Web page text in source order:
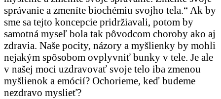
správanie a zmeníte biochémiu svojho tela.“ Ak by
sme sa tejto koncepcie pridržiavali, potom by
samotná myseľ bola tak pôvodcom choroby ako aj
zdravia. Naše pocity, názory a myšlienky by mohli
nejakým spôsobom ovplyvniť bunky v tele. Je ale
v našej moci uzdravovať svoje telo iba zmenou
myšlienok a emócií? Ochorieme, keď budeme
nezdravo myslieť?